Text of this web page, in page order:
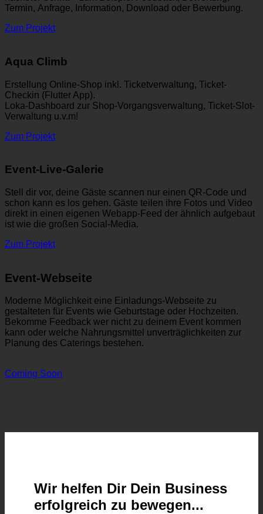
Termin, Anfrage, Information, Download oder Bewerbung.
Zum Projekt
Aqua Climb
Erstellung Online-Shop inkl. Ticketverwaltung, Ticket-
Checkin (Flutter App).
Loka-Dashboard zur Shop-Vorgangsverwaltung, Ticket-Slot-
Verwaltung u.v.m!
Zum Projekt
Event-Live-Galerie
Stell dir vor, deine Gäste scannen nur einen QR-Code und
schon kann es los gehen. Gäste teilen ihre Fotos und Video
direkt in einen eigenen Webapp-Feed der ähnlich aufgebaut
ist wie die großen Social-Media.
Zum Projekt
Event-Webseite
Moderne Möglichkeit eine Einladungs-Webseite zu
gestalteten für Events wie Geburtstage oder Hochzeiten.
Bekomme Feedback wer nicht zu deinem Event kommen
kann oder welche Nahrungsmittel unverträglichkeiten zur
Planung des Caterings bestehen.
Coming Soon
Wir helfen Dir Dein Business
erfolgreich zu bewegen...